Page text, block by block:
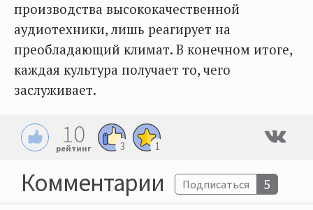
производства высококачественной
аудиотехники, лишь реагирует на
преобладающий климат. В конечном итоге,
каждая культура получает то, чего
заслуживает.
10
рейтинг 3 1
Комментарии Подписаться 5